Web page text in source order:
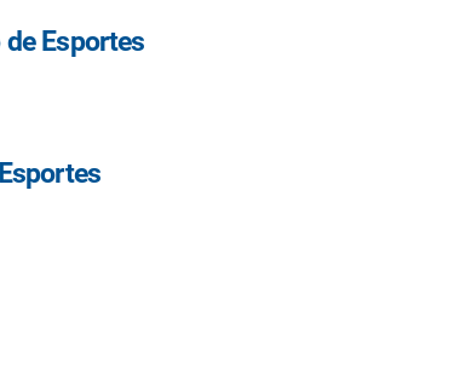
Esportes